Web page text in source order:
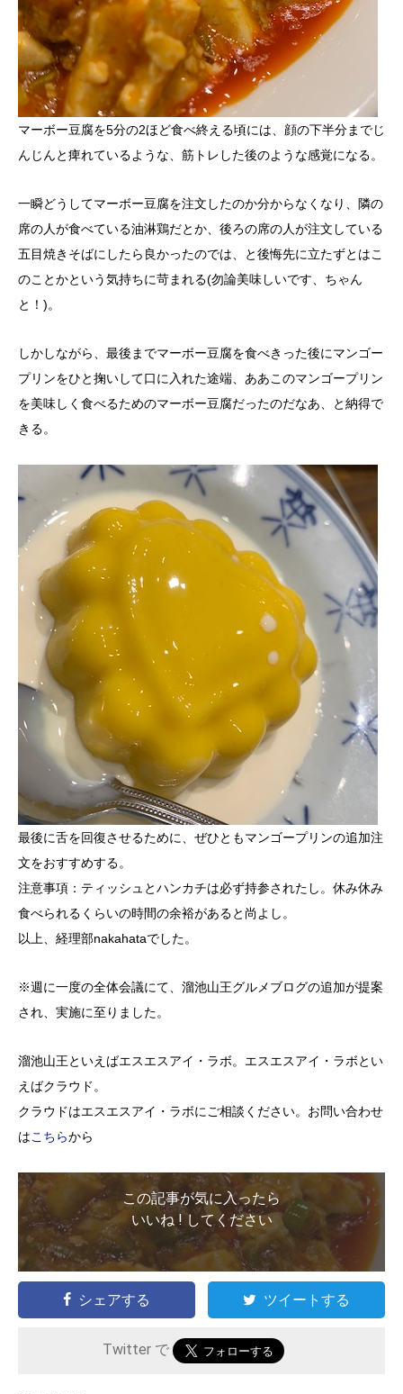
マーボー豆腐を5分の2ほど食べ終える頃には、顔の下半分までじ
んじんと痺れているような、筋トレした後のような感覚になる。
一瞬どうしてマーボー豆腐を注文したのか分からなくなり、隣の
席の人が食べている油淋鶏だとか、後ろの席の人が注文している
五目焼きそばにしたら良かったのでは、と後悔先に立たずとはこ
のことかという気持ちに苛まれる(勿論美味しいです、ちゃん
と！)。
しかしながら、最後までマーボー豆腐を食べきった後にマンゴー
プリンをひと掬いして口に入れた途端、ああこのマンゴープリン
を美味しく食べるためのマーボー豆腐だったのだなあ、と納得で
きる。
最後に舌を回復させるために、ぜひともマンゴープリンの追加注
文をおすすめする。
注意事項：ティッシュとハンカチは必ず持参されたし。休み休み
食べられるくらいの時間の余裕があると尚よし。
以上、経理部nakahataでした。
※週に一度の全体会議にて、溜池山王グルメブログの追加が提案
され、実施に至りました。
溜池山王といえばエスエスアイ・ラボ。エスエスアイ・ラボとい
えばクラウド。
クラウドはエスエスアイ・ラボにご相談ください。お問い合わせ
はこちらから
この記事が気に入ったら
いいね ! してください
シェアする ツイートする
Twitter で